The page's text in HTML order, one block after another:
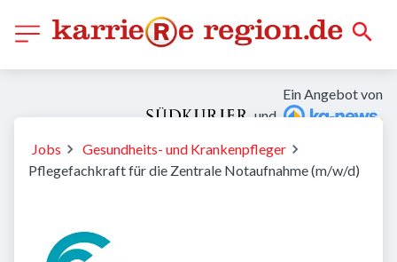
Ein Angebot von
und
Jobs
Gesundheits- und Krankenpfleger
Pflegefachkraft für die Zentrale Notaufnahme (m/w/d)